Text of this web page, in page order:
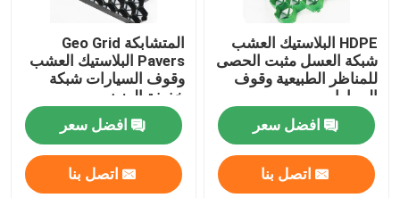
HDPE البلاستيك العشب
شبكة العسل مثبت الحصى
للمناظر الطبيعية وقوف
السيارات
افضل سعر
اتصل بنا
المتشابكة Geo Grid
Pavers البلاستيك العشب
وقوف السيارات شبكة
خفيفة الوزن
افضل سعر
اتصل بنا